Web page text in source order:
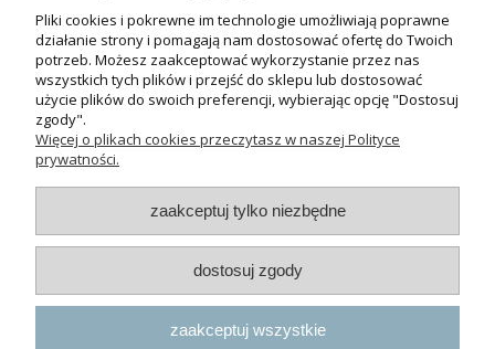
Godziny otwarcia:
pn-pt 9:00-17:00
+48 530 230 483
psokoty@psokoty.pl
Sklep internetowy Shoper.pl
Pliki cookies i pokrewne im technologie umożliwiają poprawne
działanie strony i pomagają nam dostosować ofertę do Twoich
potrzeb. Możesz zaakceptować wykorzystanie przez nas
wszystkich tych plików i przejść do sklepu lub dostosować
użycie plików do swoich preferencji, wybierając opcję "Dostosuj
zgody".
Więcej o plikach cookies przeczytasz w naszej Polityce
prywatności.
zaakceptuj tylko niezbędne
dostosuj zgody
zaakceptuj wszystkie